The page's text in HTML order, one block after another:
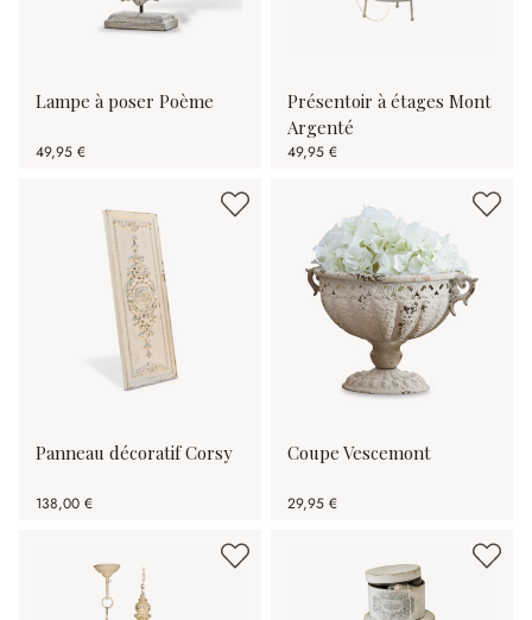
Lampe à poser Poème
49,95 €
Présentoir à étages Mont
Argenté
49,95 €
Panneau décoratif Corsy
138,00 €
Coupe Vescemont
29,95 €